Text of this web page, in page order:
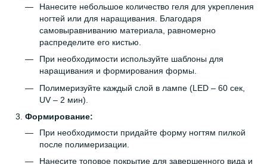
Нанесите небольшое количество геля для укрепления
ногтей или для наращивания. Благодаря
самовыравниванию материала, равномерно
распределите его кистью.
При необходимости используйте шаблоны для
наращивания и формирования формы.
Полимеризуйте каждый слой в лампе (LED – 60 сек,
UV – 2 мин).
Формирование:
При необходимости придайте форму ногтям пилкой
после полимеризации.
Нанесите топовое покрытие для завершенного вида и